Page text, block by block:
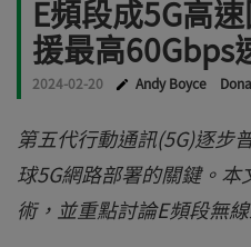
E頻段成5G高
援最高60Gbps
2024-02-20 Andy Boyce
第五代行動通訊(5G)逐步
球5G網路部署的關鍵。
術，並重點討論E頻段無
E-
mail